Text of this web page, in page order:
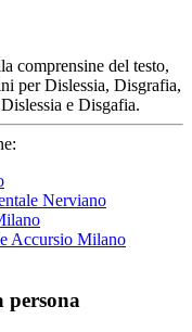
comprensine del testo,
per Dislessia, Disgrafia,
e Disgafia.
Nerviano
Accursio Milano
persona